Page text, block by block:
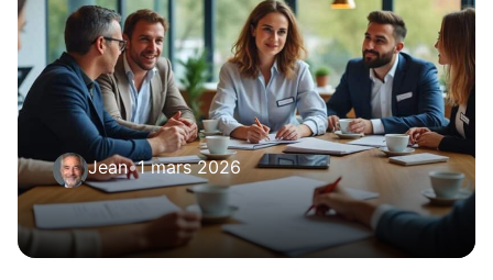
Jean•1 mars 2026